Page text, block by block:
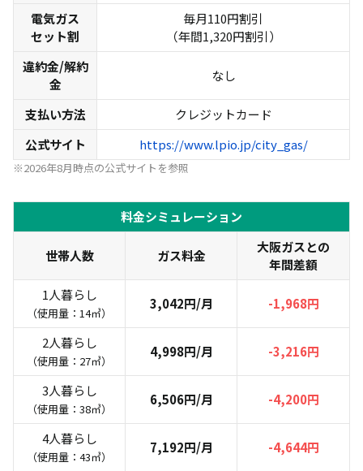
電気ガス
セット割
毎月110円割引
（年間1,320円割引）
違約金/解約
金
なし
支払い方法
クレジットカード
公式サイト
https://www.lpio.jp/city_gas/
※2026年8月時点の公式サイトを参照
料金シミュレーション
世帯人数 ガス料金
大阪ガスとの
年間差額
1人暮らし
（使用量：14㎥）
3,042円/月 -1,968円
2人暮らし
（使用量：27㎥）
4,998円/月 -3,216円
3人暮らし
（使用量：38㎥）
6,506円/月 -4,200円
4人暮らし
（使用量：43㎥）
7,192円/月 -4,644円